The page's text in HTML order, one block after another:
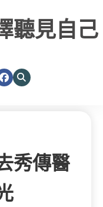
聽見自己
秀傳醫